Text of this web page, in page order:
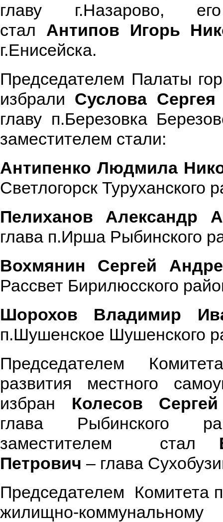
главу г.Назарово,
стал Антипов Игорь
г.Енисейска.
Председателем Палаты
избрали Суслова Сергея
главу п.Березовка
заместителем стали:
Антипенко Людмила
Светлогорск Туруханского
Пелиханов Александр
глава п.Ирша Рыбинского
Вохмянин Сергей
Рассвет Бирилюсского
Шорохов Владимир
п.Шушенское Шушенского
Председателем
развития местного
избран Колесов
глава Рыбинского
заместителем стал
Петрович – глава
Председателем Комитета
жилищно-коммунальному